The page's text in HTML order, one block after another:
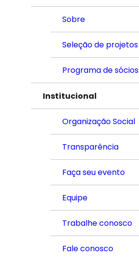
Sobre
Seleção de projetos
Programa de sócios
Institucional
Organização Social
Transparência
Faça seu evento
Equipe
Trabalhe conosco
Fale conosco